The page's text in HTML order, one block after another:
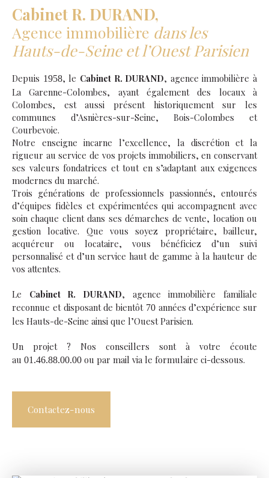
Cabinet R. DURAND,
Agence immobilière dans les
Hauts-de-Seine et l’Ouest Parisien
Depuis 1958, le Cabinet R. DURAND, agence immobilière à
La Garenne-Colombes, ayant également des locaux à
Colombes, est aussi présent historiquement sur les
communes d’Asnières-sur-Seine, Bois-Colombes et
Courbevoie.
Notre enseigne incarne l’excellence, la discrétion et la
rigueur au service de vos projets immobiliers, en conservant
ses valeurs fondatrices et tout en s’adaptant aux exigences
modernes du marché.
Trois générations de professionnels passionnés, entourés
d’équipes fidèles et expérimentées qui accompagnent avec
soin chaque client dans ses démarches de vente, location ou
gestion locative. Que vous soyez propriétaire, bailleur,
acquéreur ou locataire, vous bénéficiez d’un suivi
personnalisé et d’un service haut de gamme à la hauteur de
vos attentes.
Le Cabinet R. DURAND, agence immobilière familiale
reconnue et disposant de bientôt 70 années d’expérience sur
les Hauts-de-Seine ainsi que l’Ouest Parisien.
Un projet ? Nos conseillers sont à votre écoute
au 01.46.88.00.00 ou par mail via le formulaire ci-dessous.
Contactez-nous